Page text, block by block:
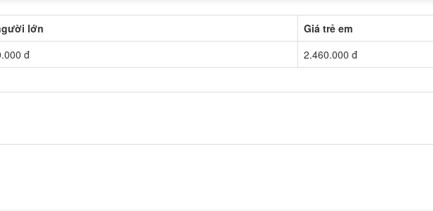
lớn
Giá trẻ em
đ 2.460.000 đ